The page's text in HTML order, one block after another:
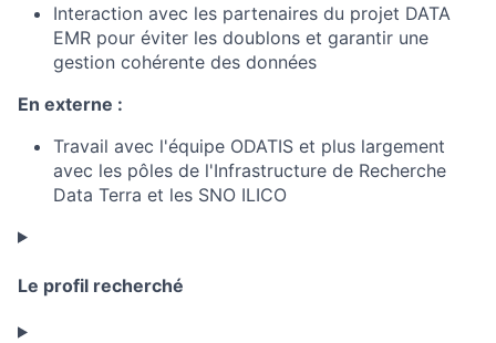
Interaction avec les partenaires du projet DATA
EMR pour éviter les doublons et garantir une
gestion cohérente des données
En externe :
Travail avec l'équipe ODATIS et plus largement
avec les pôles de l'Infrastructure de Recherche
Data Terra et les SNO ILICO
Le profil recherché